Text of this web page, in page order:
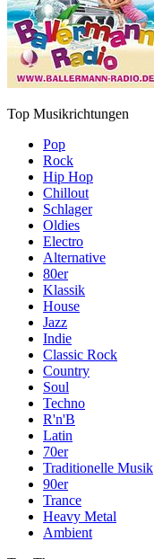
Top Musikrichtungen
Pop
Rock
Hip Hop
Chillout
Schlager
Oldies
Electro
Alternative
80er
Klassik
House
Jazz
Indie
Classic Rock
Country
Soul
Techno
R'n'B
Latin
70er
Traditionelle Musik
90er
Trance
Heavy Metal
Ambient